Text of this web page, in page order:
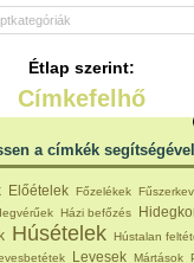
Étlap szerint:
Címkefelhő
a címkék
Előételek Főzelékek
Házi befőzés
Húsételek Hústalan
Levesek Mártások